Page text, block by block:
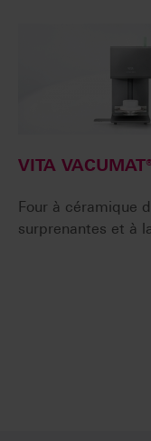
VITA
Four à céramique
surprenantes et à